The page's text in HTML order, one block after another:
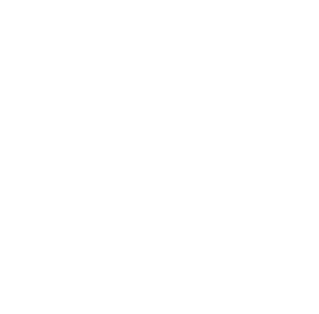
gpu-mining-setup.sh | sudo